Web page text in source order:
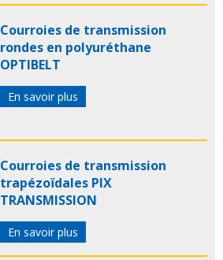
Courroies de transmission
rondes en polyuréthane
OPTIBELT
En savoir plus
Courroies de transmission
trapézoïdales PIX
TRANSMISSION
En savoir plus